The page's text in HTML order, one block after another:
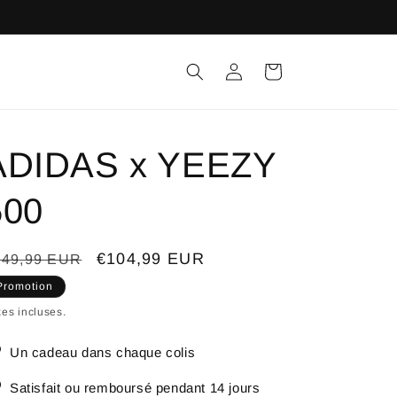
ConnexionPanier
x YEEZY
EUR
Prix
€104,99 EUR
incluses.
Un cadeau dans chaque colis
Satisfait ou remboursé pendant 14 jours